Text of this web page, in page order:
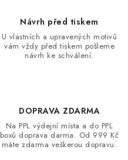
Návrh před tiskem
U vlastních a upravených motivů
vám vždy před tiskem pošleme
návrh ke schválení.
DOPRAVA ZDARMA
Na PPL výdejní místa a do PPL
boxů doprava darma. Od 999 Kč
máte zdarma veškerou dopravu.